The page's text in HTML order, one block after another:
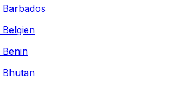
Barbados
Belgien
Benin
Bhutan